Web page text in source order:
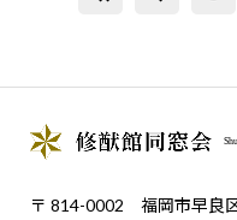
〒 814-0002 福岡市早良